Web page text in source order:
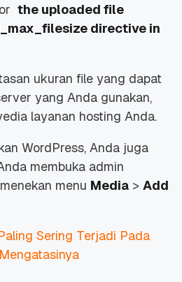
the uploaded file
directive in
ukuran file yang dapat
yang Anda gunakan,
layanan hosting Anda.
WordPress, Anda juga
membuka admin
menu Media > Add
Sering Terjadi Pada